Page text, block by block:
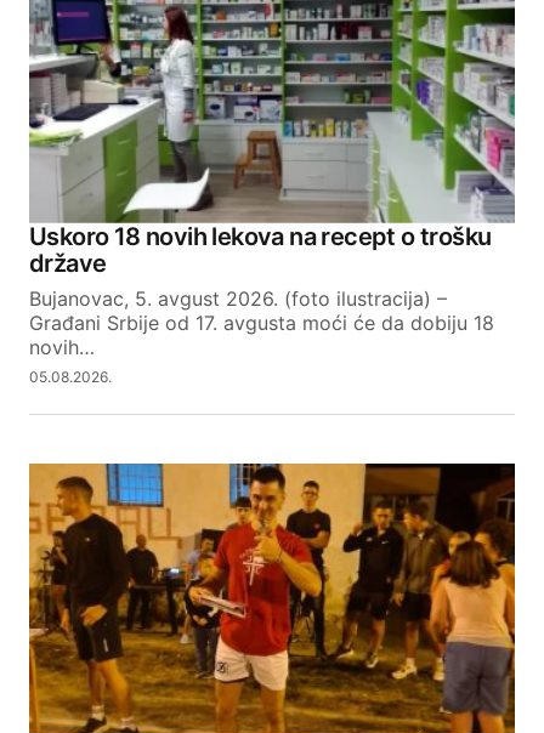
Uskoro 18 novih lekova na recept o trošku
države
Bujanovac, 5. avgust 2026. (foto ilustracija) –
Građani Srbije od 17. avgusta moći će da dobiju 18
novih…
05.08.2026.